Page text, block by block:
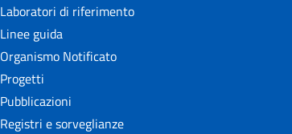
Laboratori di riferimento
Linee guida
Organismo Notificato
Progetti
Pubblicazioni
Registri e sorveglianze